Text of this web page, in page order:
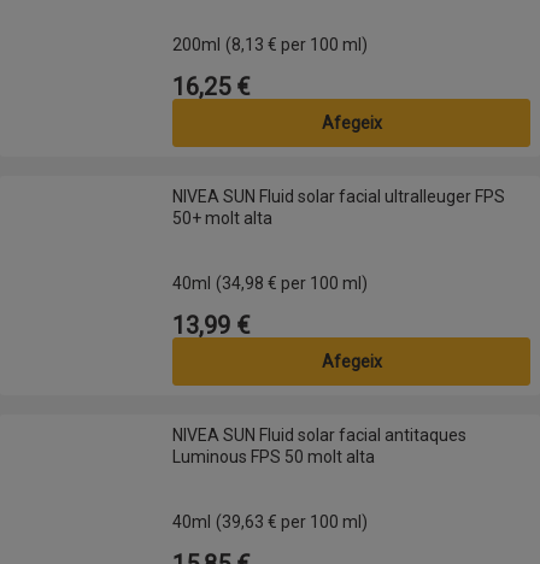
200ml (8,13 € per 100 ml)
Preu
16,25 €
Afegeix
NIVEA SUN Fluid solar facial ultralleuger FPS 50+ molt alta
NIVEA SUN Fluid solar facial ultralleuger FPS
50+ molt alta
40ml (34,98 € per 100 ml)
Preu
13,99 €
Afegeix
NIVEA SUN Fluid solar facial antitaques Luminous FPS 50 molt alta
NIVEA SUN Fluid solar facial antitaques
Luminous FPS 50 molt alta
40ml (39,63 € per 100 ml)